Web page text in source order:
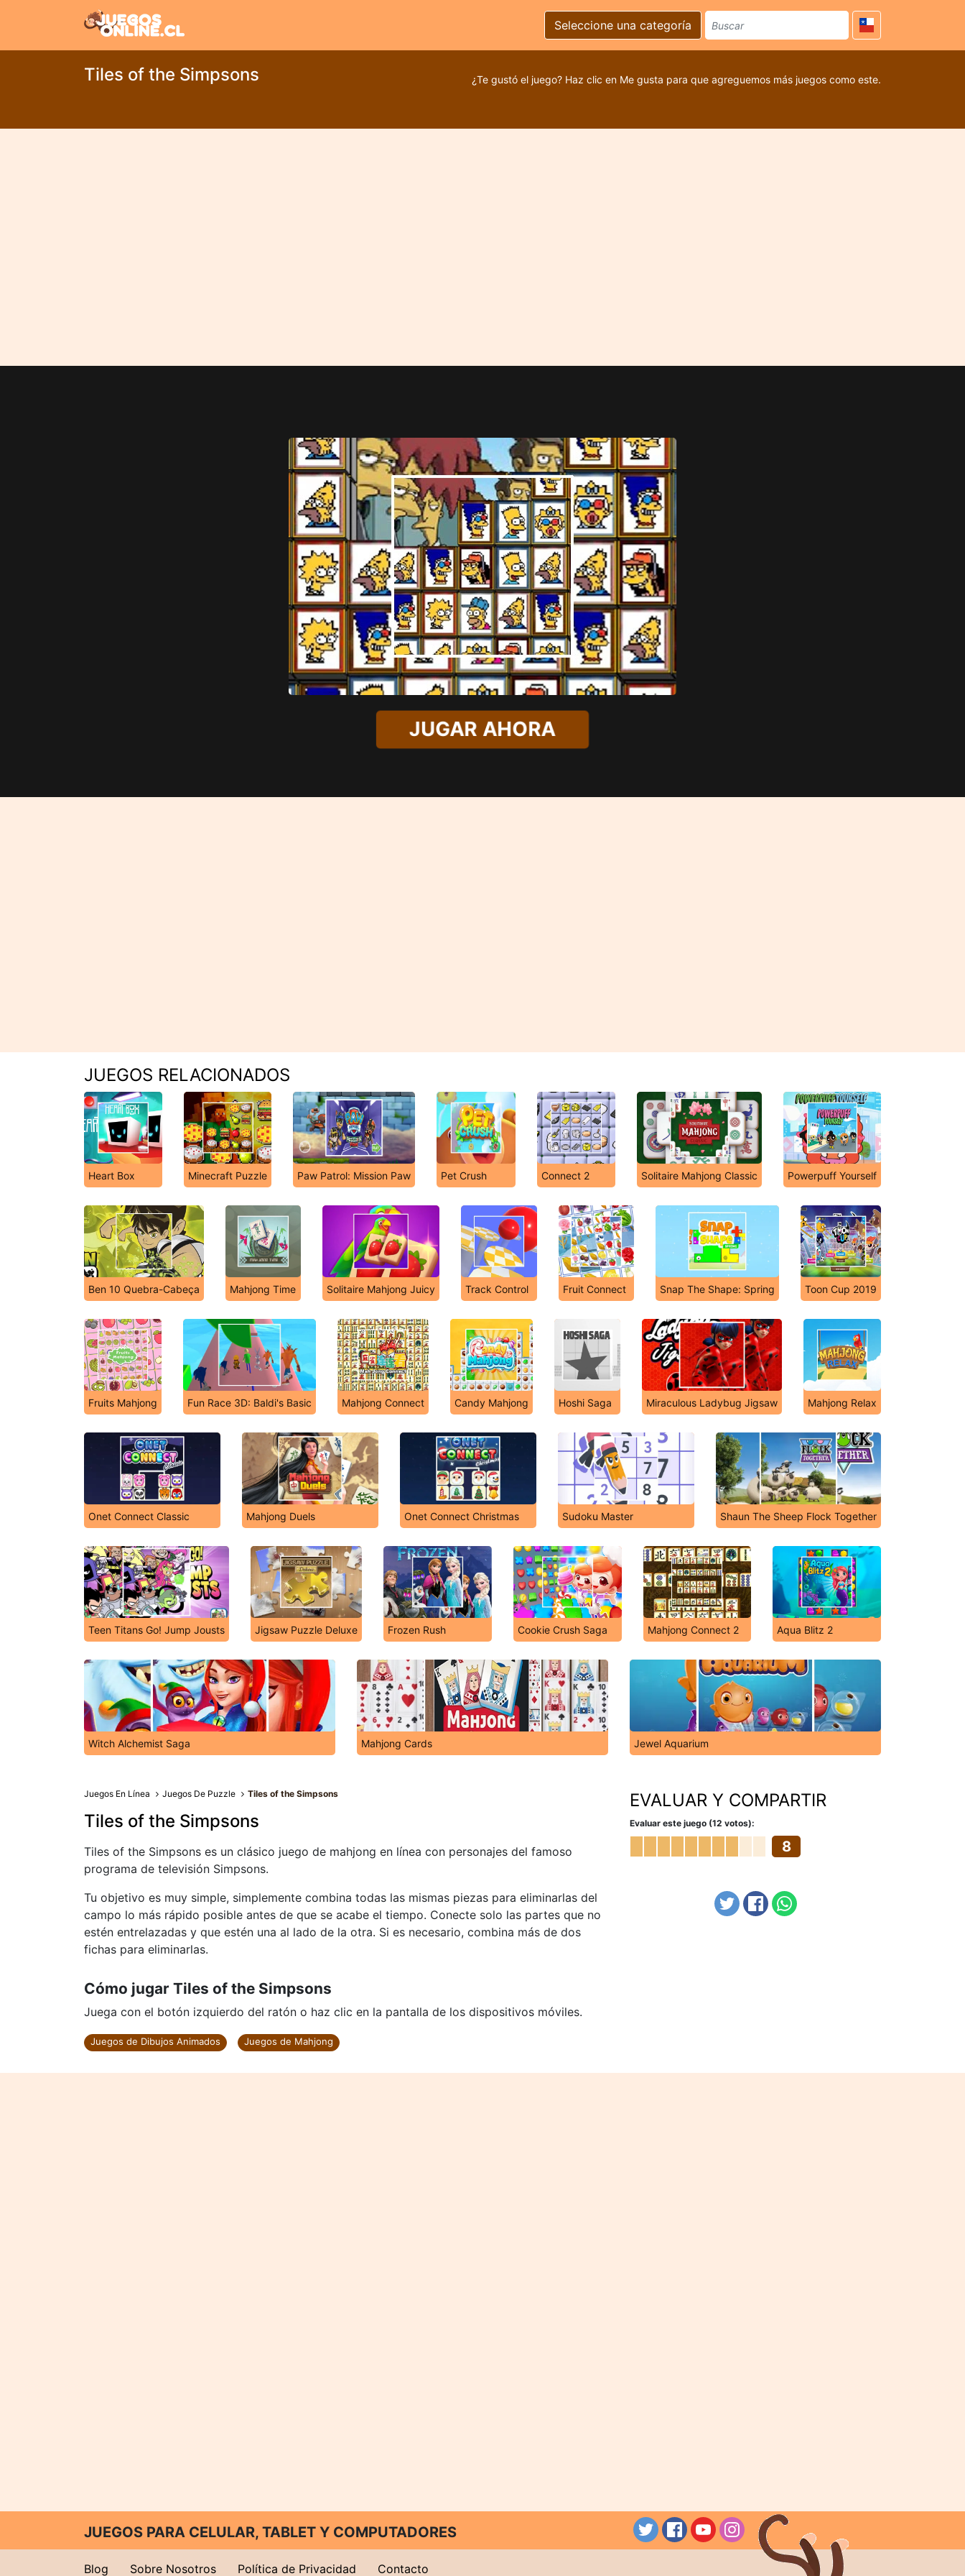
Seleccione una categoría
Tiles of the Simpsons ¿Te gustó el juego? Haz clic en Me gusta para que agreguemos más juegos como este.
JUGAR AHORA
JUEGOS RELACIONADOS
Heart Box Minecraft Puzzle Paw Patrol: Mission Paw Pet Crush Connect 2 Solitaire Mahjong Classic Powerpuff Yourself
Ben 10 Quebra-Cabeça Mahjong Time Solitaire Mahjong Juicy Track Control Fruit Connect Snap The Shape: Spring Toon Cup 2019
Fruits Mahjong Fun Race 3D: Baldi's Basic Mahjong Connect Candy Mahjong Hoshi Saga Miraculous Ladybug Jigsaw Mahjong Relax
Onet Connect Classic Mahjong Duels Onet Connect Christmas Sudoku Master Shaun The Sheep Flock Together
Teen Titans Go! Jump Jousts Jigsaw Puzzle Deluxe Frozen Rush Cookie Crush Saga Mahjong Connect 2 Aqua Blitz 2
Witch Alchemist Saga Mahjong Cards Jewel Aquarium
Juegos En Línea Juegos De Puzzle Tiles of the Simpsons
Tiles of the Simpsons
Tiles of the Simpsons es un clásico juego de mahjong en línea con personajes del famoso
programa de televisión Simpsons.
Tu objetivo es muy simple, simplemente combina todas las mismas piezas para eliminarlas del
campo lo más rápido posible antes de que se acabe el tiempo. Conecte solo las partes que no
estén entrelazadas y que estén una al lado de la otra. Si es necesario, combina más de dos
fichas para eliminarlas.
Cómo jugar Tiles of the Simpsons
Juega con el botón izquierdo del ratón o haz clic en la pantalla de los dispositivos móviles.
Juegos de Dibujos Animados Juegos de Mahjong
EVALUAR Y COMPARTIR
Evaluar este juego (12 votos):
8
JUEGOS PARA CELULAR, TABLET Y COMPUTADORES
Blog Sobre Nosotros Política de Privacidad Contacto